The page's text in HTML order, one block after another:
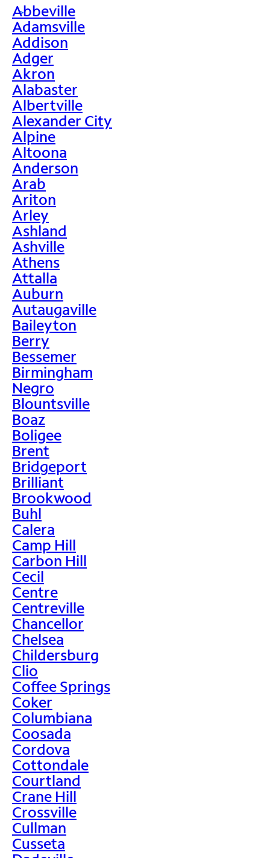
>
Abbeville
Adamsville
Addison
Adger
Akron
Alabaster
Albertville
Alexander City
Alpine
Altoona
Anderson
Arab
Ariton
Arley
Ashland
Ashville
Athens
Attalla
Auburn
Autaugaville
Baileyton
Berry
Bessemer
Birmingham
Negro
Blountsville
Boaz
Boligee
Brent
Bridgeport
Brilliant
Brookwood
Buhl
Calera
Camp Hill
Carbon Hill
Cecil
Centre
Centreville
Chancellor
Chelsea
Childersburg
Clio
Coffee Springs
Coker
Columbiana
Coosada
Cordova
Cottondale
Courtland
Crane Hill
Crossville
Cullman
Cusseta